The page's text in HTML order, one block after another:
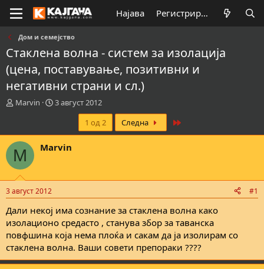
Најава Регистрирај се
Дом и семејство
Стаклена волна - систем за изолација
(цена, поставување, позитивни и
негативни страни и сл.)
К
а
т
о
н
т
е
а
т
а
Marvin
В
м
е
п
о
н
у
в
а
3 август 2012
1 од 2
Следна
M Marvin
3 август 2012 #1
Дали некој има сознание за стаклена волна како
изолационо средасто , станува збор за таванска
повфшина која нема плоќа и сакам да ја изолирам со
стаклена волна. Ваши совети препораки ????